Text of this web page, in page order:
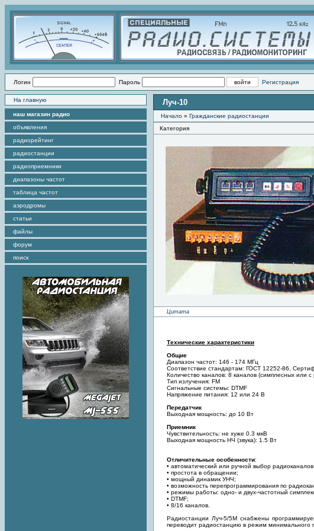
Логин Пароль Регистрация
На главную
наш магазин радио
объявления
радиорейтинг
радиостанции
радиоприемники
диапазоны частот
таблица частот
аэродромы
статьи
файлы
форум
поиск
Луч-10
Начало » Гражданские радиостанции
Категория
Цитата
Технические характеристики
Общие
Диапазон частот: 146 - 174 МГц
Соответствие стандартам: ГОСТ 12252-86,
Количество каналов: 8 каналов (симплесных или с
Тип излучения: FM
Сигнальные системы: DTMF
Напряжение питания: 12 или 24 В
Передатчик
Выходная мощность: до 10 Вт
Приемник
Чувствительность: не хуже 0.3 мкВ
Выходная мощность НЧ (звука): 1.5 Вт
Отличительные особенности:
• автоматический или ручной выбор радиоканалов;
• простота в обращении;
• мощный динамик УНЧ;
• возможность перепрограммирования по
• режимы работы: одно- и двух-частотный
• DTMF;
• 8/16 каналов.
Радиостанции Луч-5/5М снабжены
переводит радиостанцию в режим минимального